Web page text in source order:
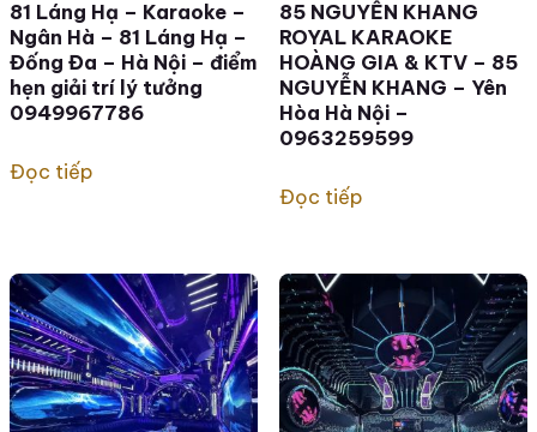
81 Láng Hạ – Karaoke –
Ngân Hà – 81 Láng Hạ –
Đống Đa – Hà Nội – điểm
hẹn giải trí lý tưởng
0949967786
Đọc tiếp
85 NGUYỄN KHANG
ROYAL KARAOKE
HOÀNG GIA & KTV – 85
NGUYỄN KHANG – Yên
Hòa Hà Nội –
0963259599
Đọc tiếp